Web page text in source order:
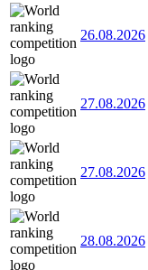
26.08.2026
27.08.2026
27.08.2026
28.08.2026